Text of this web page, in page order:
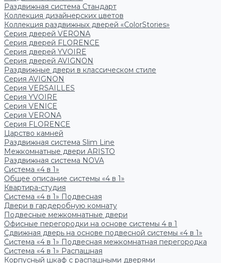
Раздвижная система Стандарт
Коллекция дизайнерских цветов
Коллекция раздвижных дверей «ColorStories»
Серия дверей VERONA
Серия дверей FLORENCE
Серия дверей YVOIRE
Серия дверей AVIGNON
Раздвижные двери в классическом стиле
Серия AVIGNON
Серия VERSAILLES
Серия YVOIRE
Серия VENICE
Серия VERONA
Серия FLORENCE
Царство камней
Раздвижная система Slim Line
Межкомнатные двери ARISTO
Раздвижная система NOVA
Система «4 в 1»
Общее описание системы «4 в 1»
Квартира-студия
Система «4 в 1» Подвесная
Двери в гардеробную комнату
Подвесные межкомнатные двери
Офисные перегородки на основе системы 4 в 1
Сдвижная дверь на основе подвесной системы «4 в 1»
Система «4 в 1» Подвесная межкомнатная перегородка
Система «4 в 1» Распашная
Корпусный шкаф с распашными дверями